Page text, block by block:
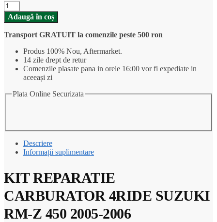
Cantitate
KIT
REPARATIE
CARBURATOR
4RIDE
SUZUKI
2006
Adaugă în coș
Transport GRATUIT la comenzile peste 500 ron
Produs 100% Nou, Aftermarket.
14 zile drept de retur
Comenzile plasate pana in orele 16:00 vor fi expediate in
aceeași zi
Plata Online Securizata
Descriere
Informații suplimentare
KIT REPARATIE
CARBURATOR 4RIDE SUZUKI
RM-Z 450 2005-2006